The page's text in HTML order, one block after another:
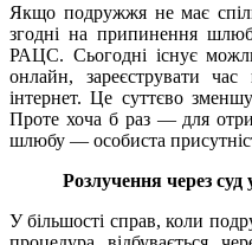
Якщо подружжя не має
згодні на припинення
РАЦС. Сьогодні існує
онлайн, зареєструвати
інтернет. Це суттєво
Проте хоча б раз — для
шлюбу — особиста
Розлучення через суд
У більшості справ, коли